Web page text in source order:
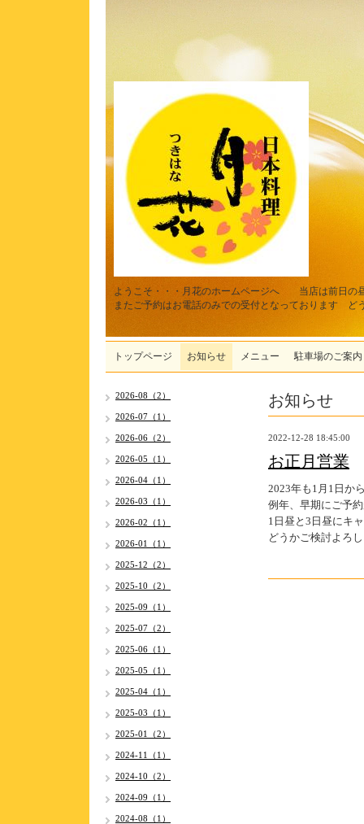
ようこそ・・・月花のホームページへ 当店は前日の
またご予約はお電話のみでの受付となっております ど
トップページ お知らせ メニュー 駐車場のご案内
お知らせ
2022-12-28 18:45:00
お正月営業
2023年も1月1日か
例年、早期にご予
1日昼と3日昼にキ
どうかご検討よろ
2026-08（2）
2026-07（1）
2026-06（2）
2026-05（1）
2026-04（1）
2026-03（1）
2026-02（1）
2026-01（1）
2025-12（2）
2025-10（2）
2025-09（1）
2025-07（2）
2025-06（1）
2025-05（1）
2025-04（1）
2025-03（1）
2025-01（2）
2024-11（1）
2024-10（2）
2024-09（1）
2024-08（1）